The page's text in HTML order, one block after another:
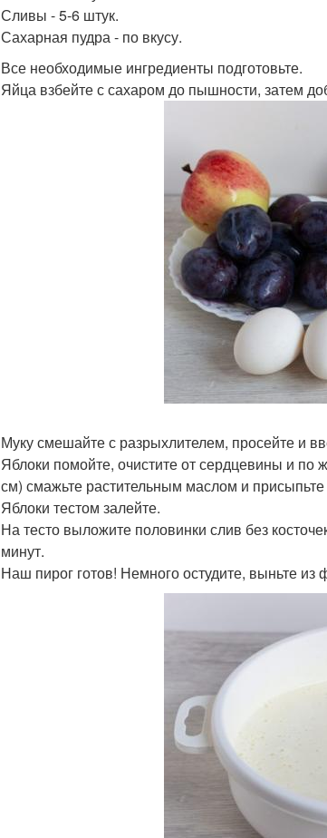
Сливы - 5-6 штук.
Сахарная пудра - по вкусу.
Все необходимые ингредиенты подготовьте.
Яйца взбейте с сахаром до пышности, затем
Муку смешайте с разрыхлителем, просейте и
Яблоки помойте, очистите от сердцевины и
см) смажьте растительным маслом и
Яблоки тестом залейте.
На тесто выложите половинки слив без
минут.
Наш пирог готов! Немного остудите, выньте